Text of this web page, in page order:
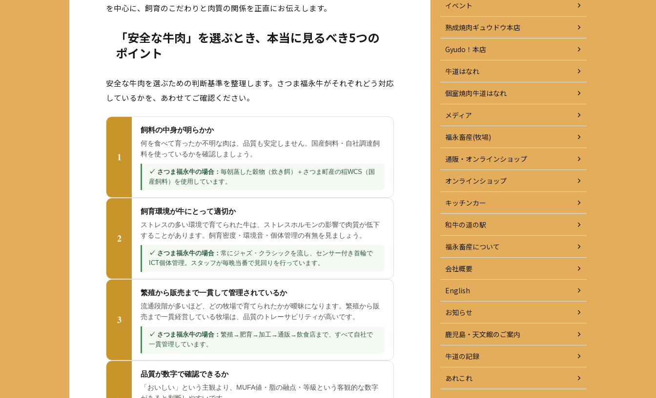
を中心に、飼育のこだわりと肉質の関係を正直にお伝えします。
「安全な牛肉」を選ぶとき、本当に見るべき5つの
ポイント
安全な牛肉を選ぶための判断基準を整理します。さつま福永牛がそれぞれどう対応
しているかを、あわせてご確認ください。
1
飼料の中身が明らかか
何を食べて育ったか不明な肉は、品質も安定しません。国産飼料・自社調達飼
料を使っているかを確認しましょう。
毎朝蒸した穀物（炊き餌）＋さつま町産の稲WCS（国
産飼料）を使用しています。
2
飼育環境が牛にとって適切か
ストレスの多い環境で育てられた牛は、ストレスホルモンの影響で肉質が低下
することがあります。飼育密度・環境音・個体管理の有無を見ましょう。
常にジャズ・クラシックを流し、センサー付き首輪で
ICT個体管理。スタッフが毎晩当番で見回りを行っています。
3
繁殖から販売まで一貫して管理されているか
流通段階が多いほど、どの牧場で育てられたかが曖昧になります。繁殖から販
売まで一貫経営している牧場は、品質のトレーサビリティが高いです。
繁殖→肥育→加工→通販→飲食店まで、すべて自社で
一貫管理しています。
品質が数字で確認できるか
「おいしい」という主観より、MUFA値・脂の融点・等級という客観的な数字
イベント
熟成焼肉ギュウドウ本店
Gyudo！本店
牛道はなれ
個室焼肉牛道はなれ
メディア
福永畜産(牧場)
通販・オンラインショップ
オンラインショップ
キッチンカー
和牛の道の駅
福永畜産について
会社概要
English
お知らせ
鹿児島・天文館のご案内
牛道の記録
あれこれ